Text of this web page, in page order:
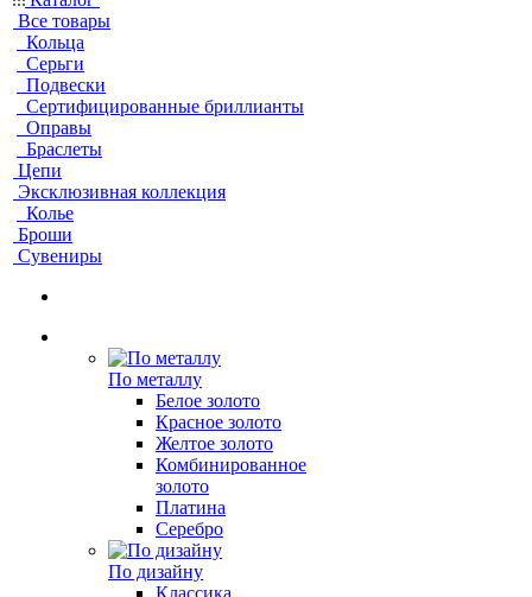
Все товары
Кольца
Серьги
Подвески
Сертифицированные бриллианты
Оправы
Браслеты
Цепи
Эксклюзивная коллекция
Колье
Броши
Сувениры
По металлу
Белое золото
Красное золото
Желтое золото
Комбинированное
золото
Платина
Серебро
По дизайну
Классика